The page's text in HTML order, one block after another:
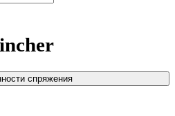
спряжения